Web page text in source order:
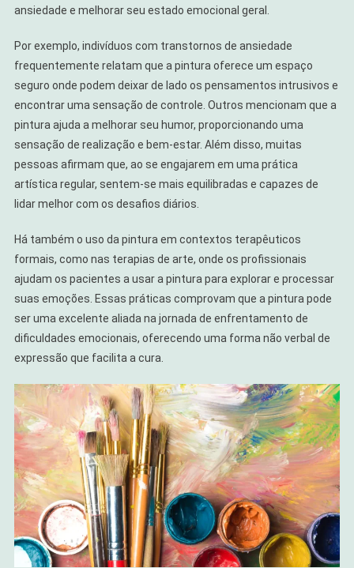
ansiedade e melhorar seu estado emocional geral.
Por exemplo, indivíduos com transtornos de ansiedade
frequentemente relatam que a pintura oferece um espaço
seguro onde podem deixar de lado os pensamentos intrusivos e
encontrar uma sensação de controle. Outros mencionam que a
pintura ajuda a melhorar seu humor, proporcionando uma
sensação de realização e bem-estar. Além disso, muitas
pessoas afirmam que, ao se engajarem em uma prática
artística regular, sentem-se mais equilibradas e capazes de
lidar melhor com os desafios diários.
Há também o uso da pintura em contextos terapêuticos
formais, como nas terapias de arte, onde os profissionais
ajudam os pacientes a usar a pintura para explorar e processar
suas emoções. Essas práticas comprovam que a pintura pode
ser uma excelente aliada na jornada de enfrentamento de
dificuldades emocionais, oferecendo uma forma não verbal de
expressão que facilita a cura.